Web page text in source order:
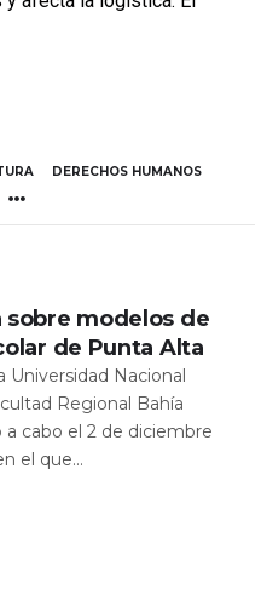
DERECHOS HUMANOS
modelos de
de Punta Alta
Universidad Nacional
Regional Bahía
a cabo el 2 de diciembre
el que...